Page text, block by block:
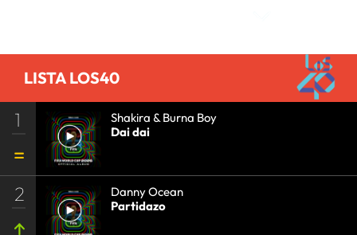
LISTA LOS40
1
Shakira & Burna Boy
Dai dai
2
Danny Ocean
Partidazo